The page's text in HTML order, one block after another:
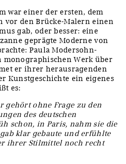
war einer der ersten, dem
vor den Brücke-Malern einen
gab, oder besser: eine
geprägte Moderne von
Paula Modersohn-
monographischen Werk über
er ihrer herausragenden
Kunstgeschichte ein eigenes
es:
gehört ohne Frage zu den
des deutschen
schon, in Paris, nahm sie die
klar gebaute und erfühlte
ihrer Stilmittel noch recht